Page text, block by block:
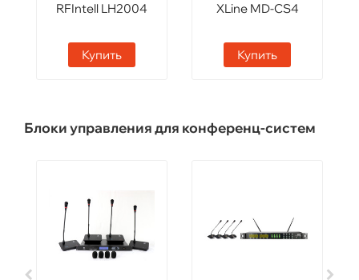
RFIntell LH2004
Купить
XLine MD-CS4
Купить
Блоки управления для конференц-систем